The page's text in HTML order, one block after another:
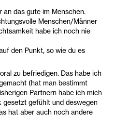
an das gute im Menschen.
Menschen/Männer
habe ich noch nie
den Punkt, so wie du es
zu befriedigen. Das habe ich
(hat man bestimmt
Partnern habe ich mich
gesetzt gefühlt und deswegen
hat aber auch noch andere